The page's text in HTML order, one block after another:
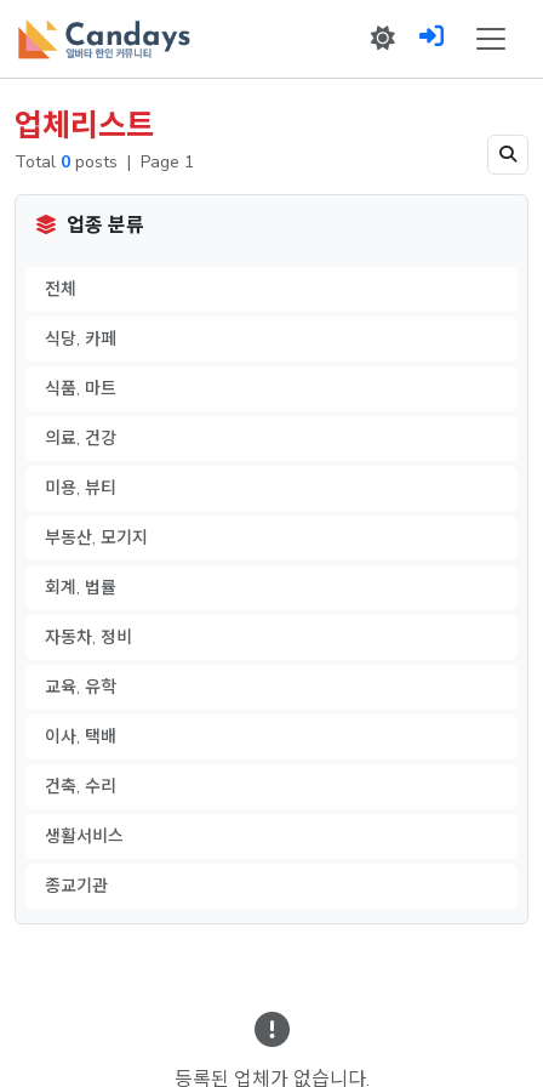
업체리스트
Total 0 posts | Page 1
업종 분류
전체
식당, 카페
식품, 마트
의료, 건강
미용, 뷰티
부동산, 모기지
회계, 법률
자동차, 정비
교육, 유학
이사, 택배
건축, 수리
생활서비스
종교기관
등록된 업체가 없습니다.